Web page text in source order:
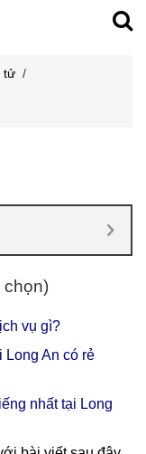
tử /
chọn)
vụ gì?
Long An có rẻ
nhất tại Long